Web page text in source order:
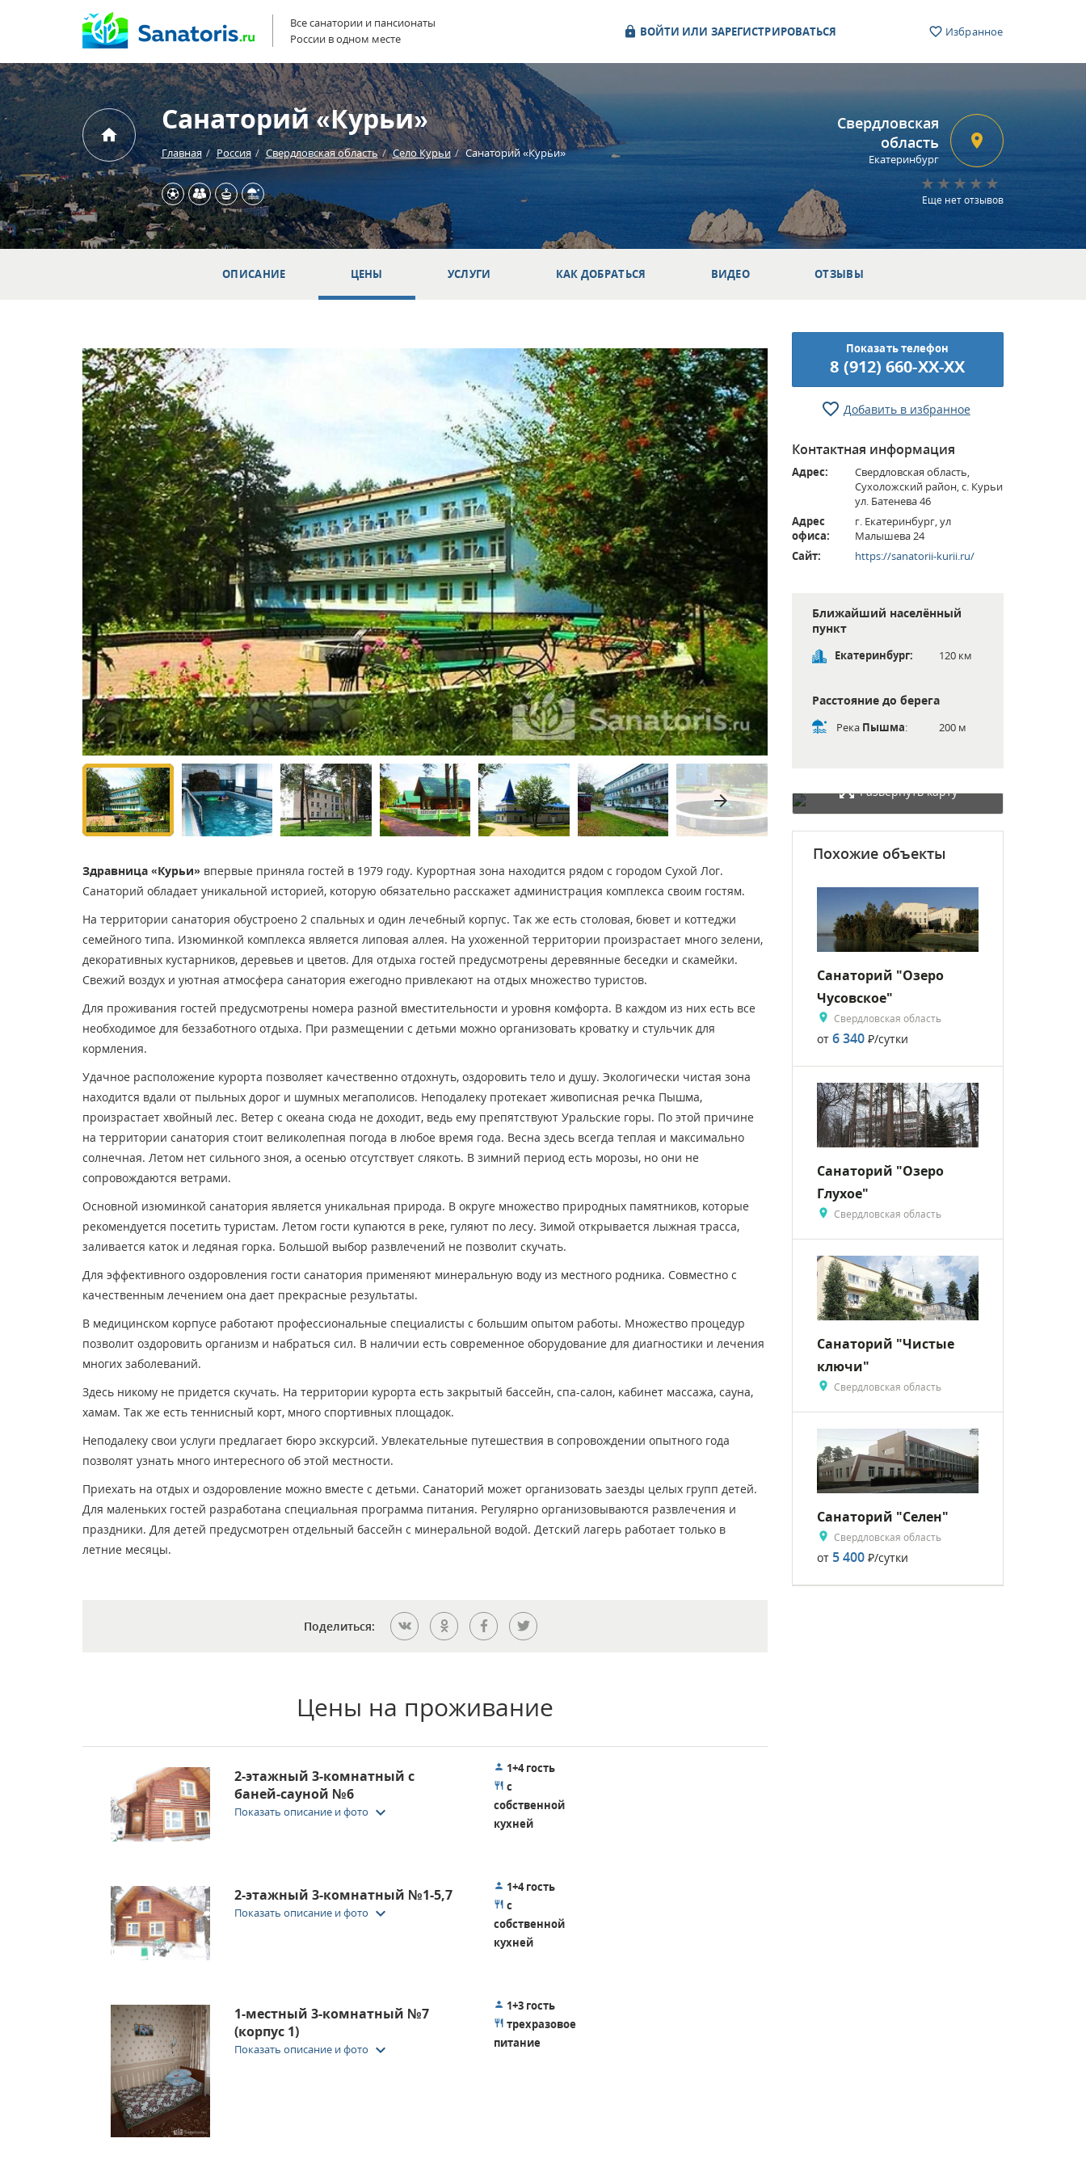
Все санатории и пансионаты
России в одном месте
ВОЙТИ ИЛИ ЗАРЕГИСТРИРОВАТЬСЯ Избранное
Санаторий «Курьи»
Главная Россия Свердловская область Село Курьи Санаторий «Курьи»
Свердловская
область
Екатеринбург
Еще нет отзывов
ОПИСАНИЕ ЦЕНЫ УСЛУГИ КАК ДОБРАТЬСЯ ВИДЕО ОТЗЫВЫ
arrow_forward
Здравница «Курьи» впервые приняла гостей в 1979 году. Курортная зона находится рядом с городом Сухой Лог.
Санаторий обладает уникальной историей, которую обязательно расскажет администрация комплекса своим гостям.
На территории санатория обустроено 2 спальных и один лечебный корпус. Так же есть столовая, бювет и коттеджи
семейного типа. Изюминкой комплекса является липовая аллея. На ухоженной территории произрастает много зелени,
декоративных кустарников, деревьев и цветов. Для отдыха гостей предусмотрены деревянные беседки и скамейки.
Свежий воздух и уютная атмосфера санатория ежегодно привлекают на отдых множество туристов.
Для проживания гостей предусмотрены номера разной вместительности и уровня комфорта. В каждом из них есть все
необходимое для беззаботного отдыха. При размещении с детьми можно организовать кроватку и стульчик для
кормления.
Удачное расположение курорта позволяет качественно отдохнуть, оздоровить тело и душу. Экологически чистая зона
находится вдали от пыльных дорог и шумных мегаполисов. Неподалеку протекает живописная речка Пышма,
произрастает хвойный лес. Ветер с океана сюда не доходит, ведь ему препятствуют Уральские горы. По этой причине
на территории санатория стоит великолепная погода в любое время года. Весна здесь всегда теплая и максимально
солнечная. Летом нет сильного зноя, а осенью отсутствует слякоть. В зимний период есть морозы, но они не
сопровождаются ветрами.
Основной изюминкой санатория является уникальная природа. В округе множество природных памятников, которые
рекомендуется посетить туристам. Летом гости купаются в реке, гуляют по лесу. Зимой открывается лыжная трасса,
заливается каток и ледяная горка. Большой выбор развлечений не позволит скучать.
Для эффективного оздоровления гости санатория применяют минеральную воду из местного родника. Совместно с
качественным лечением она дает прекрасные результаты.
В медицинском корпусе работают профессиональные специалисты с большим опытом работы. Множество процедур
позволит оздоровить организм и набраться сил. В наличии есть современное оборудование для диагностики и лечения
многих заболеваний.
Здесь никому не придется скучать. На территории курорта есть закрытый бассейн, спа-салон, кабинет массажа, сауна,
хамам. Так же есть теннисный корт, много спортивных площадок.
Неподалеку свои услуги предлагает бюро экскурсий. Увлекательные путешествия в сопровождении опытного года
позволят узнать много интересного об этой местности.
Приехать на отдых и оздоровление можно вместе с детьми. Санаторий может организовать заезды целых групп детей.
Для маленьких гостей разработана специальная программа питания. Регулярно организовываются развлечения и
праздники. Для детей предусмотрен отдельный бассейн с минеральной водой. Детский лагерь работает только в
летние месяцы.
Поделиться:
Цены на проживание
2-этажный 3-комнатный с
баней-сауной №6
Показать описание и фото keyboard_arrow_down
1+4 гость
с
собственной
кухней
2-этажный 3-комнатный №1-5,7
Показать описание и фото keyboard_arrow_down
1+4 гость
с
собственной
кухней
1-местный 3-комнатный №7
(корпус 1)
Показать описание и фото keyboard_arrow_down
1+3 гость
трехразовое
питание
Показать телефон
8 (912) 660-XX-XX
Добавить в избранное
Контактная информация
Адрес:
Свердловская область,
Сухоложский район, с. Курьи
ул. Батенева 46
Адрес
офиса:
г. Екатеринбург, ул
Малышева 24
Сайт:
https://sanatorii-kurii.ru/
Ближайший населённый
пункт
Екатеринбург: 120 км
Расстояние до берега
Река Пышма: 200 м
Развернуть карту
Похожие объекты
Санаторий "Озеро
Чусовское"
Свердловская область
от 6 340 Р/сутки
Санаторий "Озеро
Глухое"
Свердловская область
Санаторий "Чистые
ключи"
Свердловская область
Санаторий "Селен"
Свердловская область
от 5 400 Р/сутки